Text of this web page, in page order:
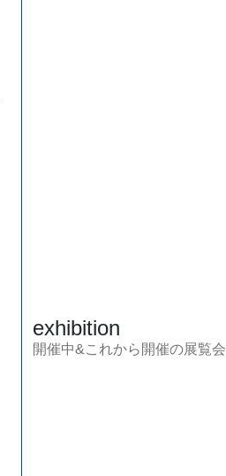
exhibition
開催中&これから開催の展覧会